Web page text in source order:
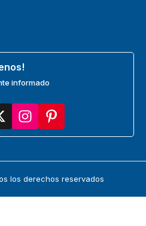
informado
los derechos reservados